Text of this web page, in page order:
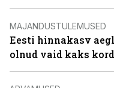
MAJANDUSTULEMUSED
Eesti hinnakasv
olnud vaid kaks